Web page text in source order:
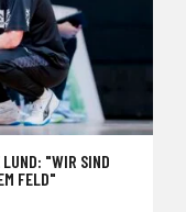
LUND: "WIR SIND
FELD"